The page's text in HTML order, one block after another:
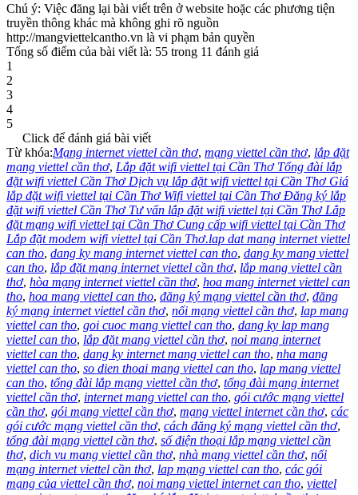
Chú ý: Việc đăng lại bài viết trên ở website hoặc các phương tiện
truyền thông khác mà không ghi rõ nguồn
http://mangviettelcantho.vn là vi phạm bản quyền
Tổng số điểm của bài viết là: 55 trong 11 đánh giá
1
2
3
4
5
Click để đánh giá bài viết
Từ khóa:Mạng internet viettel cần thơ, mạng viettel cần thơ, lắp đặt
mạng viettel cần thơ, Lắp đặt wifi viettel tại Cần Thơ Tổng đài lắp
đặt wifi viettel Cần Thơ Dịch vụ lắp đặt wifi viettel tại Cần Thơ Giá
lắp đặt wifi viettel tại Cần Thơ Wifi viettel tại Cần Thơ Đăng ký lắp
đặt wifi viettel Cần Thơ Tư vấn lắp đặt wifi viettel tại Cần Thơ Lắp
đặt mạng wifi viettel tại Cần Thơ Cung cấp wifi viettel tại Cần Thơ
Lắp đặt modem wifi viettel tại Cần Thơ.lap dat mang internet viettel
can tho, dang ky mang internet viettel can tho, dang ky mang viettel
can tho, lắp đặt mạng internet viettel cần thơ, lắp mang viettel cần
thơ, hòa mạng internet viettel cần thơ, hoa mang internet viettel can
tho, hoa mang viettel can tho, đăng ký mạng viettel cần thơ, đăng
ký mạng internet viettel cần thơ, nối mạng viettel cần thơ, lap mang
viettel can tho, goi cuoc mang viettel can tho, dang ky lap mang
viettel can tho, lắp đặt mang viettel cần thơ, noi mang internet
viettel can tho, dang ky internet mang viettel can tho, nha mang
viettel can tho, so dien thoai mang viettel can tho, lap mang viettel
can tho, tổng đài lắp mạng viettel cần thơ, tổng đài mạng internet
viettel cần thơ, internet mang viettel can tho, gói cước mạng viettel
cần thơ, gói mạng viettel cần thơ, mạng viettel internet cần thơ, các
gói cước mạng viettel cần thơ, cách đăng ký mạng viettel cần thơ,
tổng đài mạng viettel cần thơ, số điện thoại lắp mạng viettel cần
thơ, dich vu mang viettel cần thơ, nhà mạng viettel cần thơ, nối
mạng internet viettel cần thơ, lap mạng viettel can tho, các gói
mạng của viettel cần thơ, noi mang viettel internet can tho, viettel